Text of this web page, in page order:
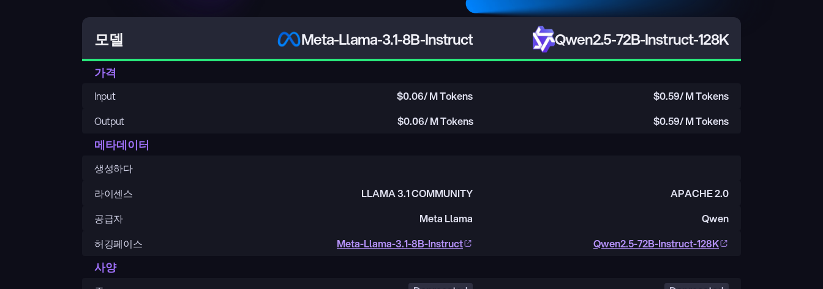
모델 Meta-Llama-3.1-8B-Instruct Qwen2.5-72B-Instruct-128K
가격
Input $0.06/ M Tokens $0.59/ M Tokens
Output
$0.06/ M Tokens $0.59/ M Tokens
메타데이터
생성하다
라이센스
LLAMA 3.1 COMMUNITY
APACHE 2.0
공급자
Meta Llama
Qwen
허깅페이스
Meta-Llama-3.1-8B-Instruct Qwen2.5-72B-Instruct-128K
사양